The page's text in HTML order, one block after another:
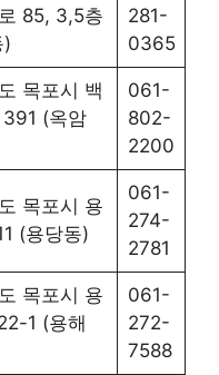
85, 3,5층
)
281-
0365
목포시 백
391 (옥암
061-
802-
2200
목포시 용
(용당동)
061-
274-
2781
목포시 용
1 (용해
061-
272-
7588